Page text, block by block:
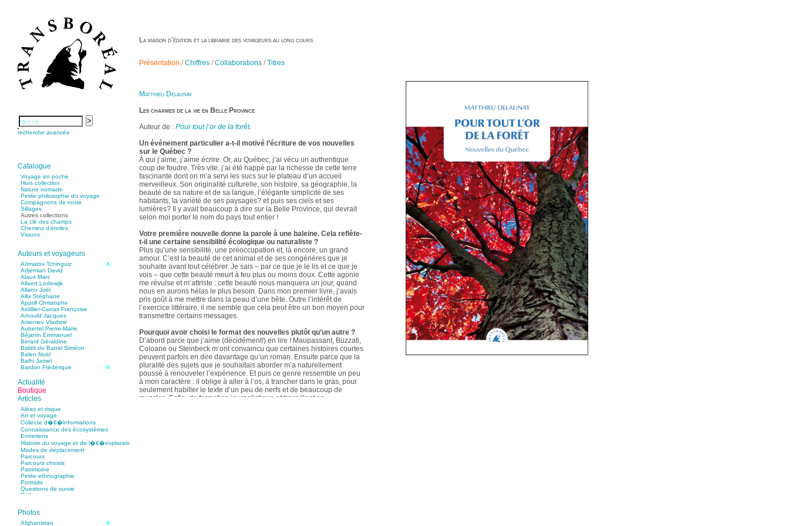
recherche avancée
Catalogue
Voyage en poche
Hors collection
Nature nomade
Petite philosophie du voyage
Compagnons de route
Sillages
Autres collections
La clé des champs
Chemins d’étoiles
Visions
Auteurs et voyageurs
Aïtmatov Tchinguiz
Adjemian David
Alaux Marc
Allaert Lodewijk
Allano Joël
Allix Stéphane
Apprill Christophe
Ardillier-Carras Françoise
Arnould Jacques
Arseniev Vladimir
Aubertel Pierre-Marie
Béjanin Emmanuel
Bérard Géraldine
Baldit de Barral Siméon
Balen Noël
Balhi Jamel
Bardon Frédérique
Bastide Fabien
Baudin Julie
Baujard Jacques
Bazin Sylvain
Bellanger Marc
Bellec Hervé
Belleville Régis
Benestar Géraldine
Benoist Yann
Bertrand Jordane
Bertrandy Antoine
Bezsonov Youri
Bideau Michel-Cosme
Billard Yannick
Blanchet Anne-Lise
Bluntzer Christophe
Bobin Mathieu
Boch Anne-Laure
Boch Julie
Boillot Henri
Bonnem Éric
Boudart Jean-Louis
Actualité
Boutique
Articles
Aléas et risque
Art et voyage
Collecte d�€�informations
Connaissance des écosystèmes
Entretiens
Histoire du voyage et de l�€�exploration
Modes de déplacement
Parcours
Parcours choisis
Patrimoine
Petite ethnographie
Portraits
Questions de survie
Réflexions
Photos
Afghanistan
La maison d’édition et la librairie des voyageurs au long cours
Présentation /Chiffres /Collaborations /Titres
Matthieu Delaunay
Les charmes de la vie en Belle Province
Auteur de : Pour tout l’or de la forêt.
Un événement particulier a-t-il motivé l’écriture de vos nouvelles
sur le Québec ?
À qui j’aime, j’aime écrire. Or, au Québec, j’ai vécu un authentique
coup de foudre. Très vite, j’ai été happé par la richesse de cette terre
fascinante dont on m’a servi les sucs sur le plateau d’un accueil
merveilleux. Son originalité culturelle, son histoire, sa géographie, la
beauté de sa nature et de sa langue, l’élégante simplicité de ses
habitants, la variété de ses paysages? et puis ses ciels et ses
lumières? Il y avait beaucoup à dire sur la Belle Province, qui devrait
selon moi porter le nom du pays tout entier !
Votre première nouvelle donne la parole à une baleine. Cela reflète-
t-il une certaine sensibilité écologique ou naturaliste ?
Plus qu’une sensibilité, une préoccupation et, là encore, un grand
amour. C’est la beauté de cet animal et de ses congénères que je
souhaite avant tout célébrer. Je sais – par ce que je le lis et ce que je
vois – que cette beauté meurt à feu plus ou moins doux. Cette agonie
me révulse et m’attriste : cette beauté nous manquera un jour, quand
nous en aurons hélas le plus besoin. Dans mon premier livre, j’avais
pris goût à me mettre dans la peau d’une bête. Outre l’intérêt de
l’exercice littéraire, il me semble que cela peut être un bon moyen pour
transmettre certains messages.
Pourquoi avoir choisi le format des nouvelles plutôt qu’un autre ?
D’abord parce que j’aime (décidément!) en lire ! Maupassant, Buzzati,
Coloane ou Steinbeck m’ont convaincu que certaines histoires courtes
peuvent parfois en dire davantage qu’un roman. Ensuite parce que la
pluralité des sujets que je souhaitais aborder m’a naturellement
poussé à renouveler l’expérience. Et puis ce genre ressemble un peu
à mon caractère : il oblige à aller à l’os, à trancher dans le gras, pour
seulement habiller le texte d’un peu de nerfs et de beaucoup de
muscles. Enfin, de formation journalistique et travaillant en